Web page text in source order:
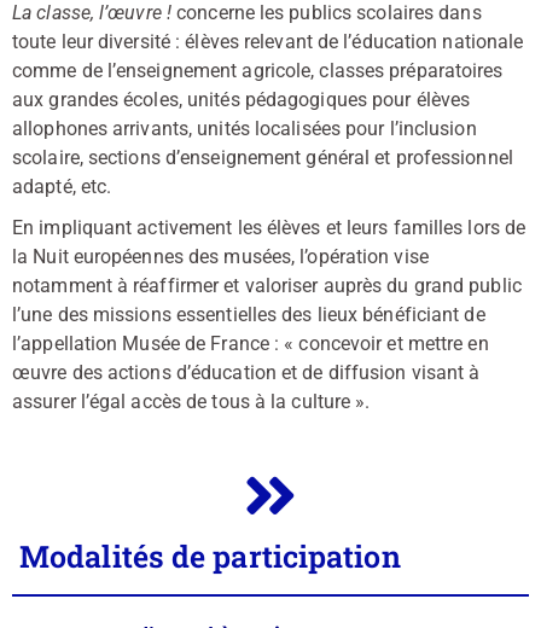
La classe, l’œuvre ! concerne les publics scolaires dans
toute leur diversité : élèves relevant de l’éducation nationale
comme de l’enseignement agricole, classes préparatoires
aux grandes écoles, unités pédagogiques pour élèves
allophones arrivants, unités localisées pour l’inclusion
scolaire, sections d’enseignement général et professionnel
adapté, etc.
En impliquant activement les élèves et leurs familles lors de
la Nuit européennes des musées, l’opération vise
notamment à réaffirmer et valoriser auprès du grand public
l’une des missions essentielles des lieux bénéficiant de
l’appellation Musée de France : « concevoir et mettre en
œuvre des actions d’éducation et de diffusion visant à
assurer l’égal accès de tous à la culture ».
Modalités de participation